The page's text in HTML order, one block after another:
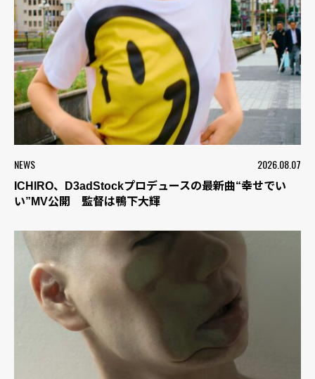
NEWS 2026.08.07
ICHIRO、D3adStockプロデュースの最新曲“幸せでい
い”MV公開 監督は鴨下大輝